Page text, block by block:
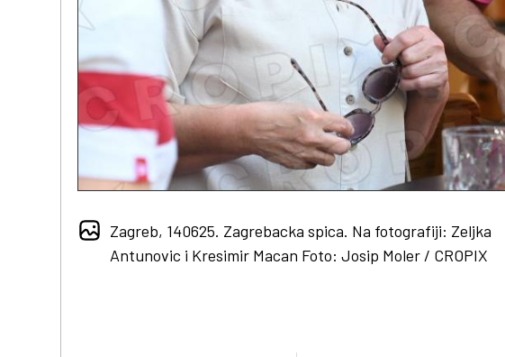
Zagreb, 140625. Zagrebacka spica. Na fotografiji: Zeljka
Antunovic i Kresimir Macan Foto: Josip Moler / CROPIX